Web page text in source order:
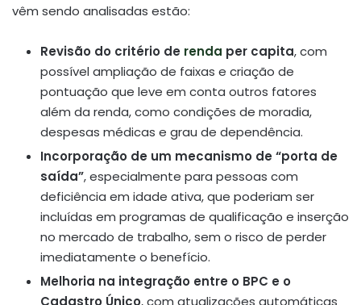
vêm sendo analisadas estão:
Revisão do critério de renda per capita, com
possível ampliação de faixas e criação de
pontuação que leve em conta outros fatores
além da renda, como condições de moradia,
despesas médicas e grau de dependência.
Incorporação de um mecanismo de “porta de
saída”, especialmente para pessoas com
deficiência em idade ativa, que poderiam ser
incluídas em programas de qualificação e inserção
no mercado de trabalho, sem o risco de perder
imediatamente o benefício.
Melhoria na integração entre o BPC e o
Cadastro Único, com atualizações automáticas